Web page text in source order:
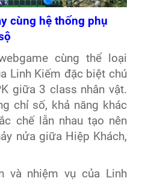
cùng hệ thống phụ
cùng thể loại
Linh Kiếm đặc biệt chú
giữa 3 class nhân vật.
chỉ số, khả năng khác
chế lẫn nhau tạo nên
nửa giữa Hiệp Khách,
và nhiệm vụ của Linh